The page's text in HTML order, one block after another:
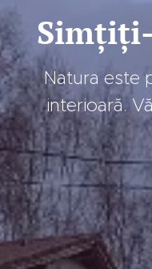
Simțiți-
Natura este
interioară.